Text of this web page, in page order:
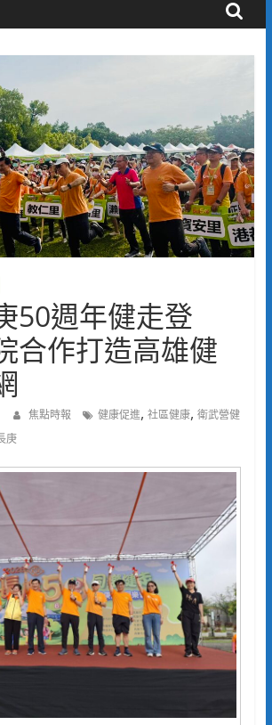
50週年健走登
作打造高雄健
焦點時報 健康促進, 社區健康, 衛武營健
庚